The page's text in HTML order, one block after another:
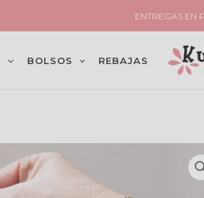
CANARIAS, CEUTA Y MELILLA: ENVÍO
BOLSOS REBAJAS